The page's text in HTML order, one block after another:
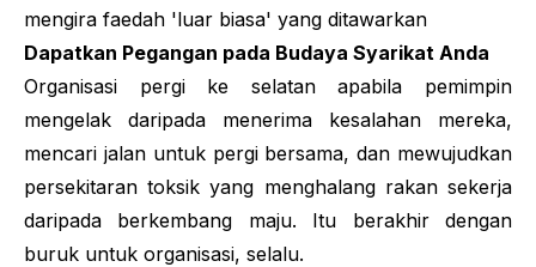
mengira faedah 'luar biasa' yang ditawarkan
Dapatkan Pegangan pada Budaya Syarikat Anda
Organisasi pergi ke selatan apabila pemimpin
mengelak daripada menerima kesalahan mereka,
mencari jalan untuk pergi bersama, dan mewujudkan
persekitaran toksik yang menghalang rakan sekerja
daripada berkembang maju. Itu berakhir dengan
buruk untuk organisasi, selalu.